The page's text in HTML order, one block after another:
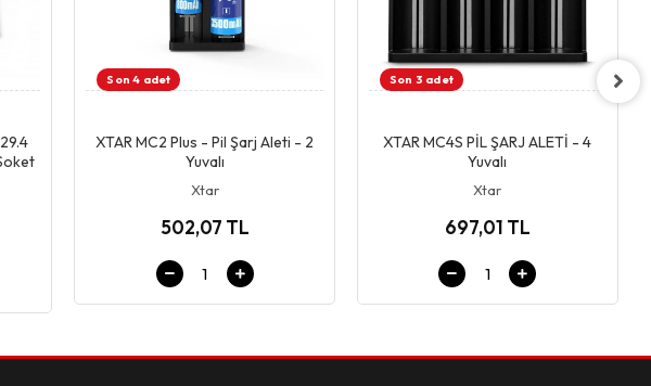
Son 4 adet
XTAR MC2 Plus - Pil Şarj Aleti - 2
Yuvalı
Xtar
502,07 TL
Son 3 adet
XTAR MC4S PİL ŞARJ ALETİ - 4
Yuvalı
Xtar
697,01 TL